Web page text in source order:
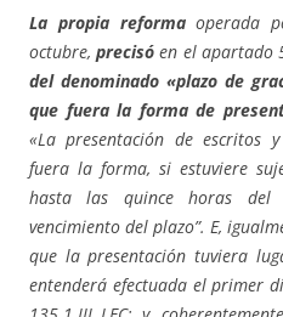
La propia reformaoperada
octubre,precisó en el apartado
del denominado «plazo de
que fuera la forma de
«La presentación de escritos
fuera la forma, si estuviere
hasta las quince horas
vencimiento del plazo”. E,
que la presentación tuviera
entenderá efectuada el primer